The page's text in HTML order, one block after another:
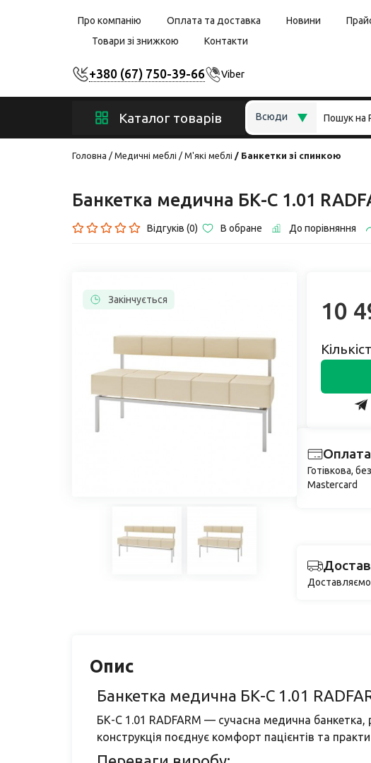
Про компанію Оплата та доставка Новини
Товари зі знижкою
Контакти
+380 (67) 750-39-66 Viber
Каталог товарів
Всюди
Головна Медичні меблі М'які меблі Банкетки зі спинкою
Банкетка медична БК-С 1.01
Відгуків (0) В обране До порівняння
Закінчується 10
Оплата
Готівкова,
Mastercard
Опис
Банкетка медична БК-С 1.01
БК-С 1.01 RADFARM — сучасна медична банкетка,
конструкція поєднує комфорт пацієнтів та